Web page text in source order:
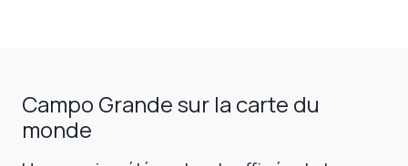
monde